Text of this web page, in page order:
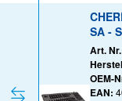
SA -
Art.
OEM-
EAN: